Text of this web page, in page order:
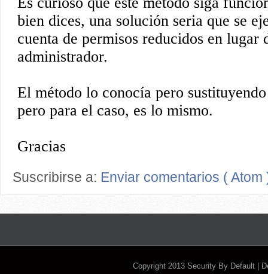
Suscribirse a: Enviar comentarios ( Atom
Copyright 2013 Security By Default |